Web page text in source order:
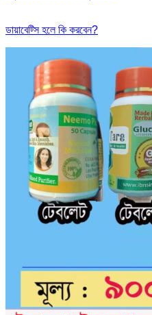
ডায়াবেট্সি হলে কি করবেন?